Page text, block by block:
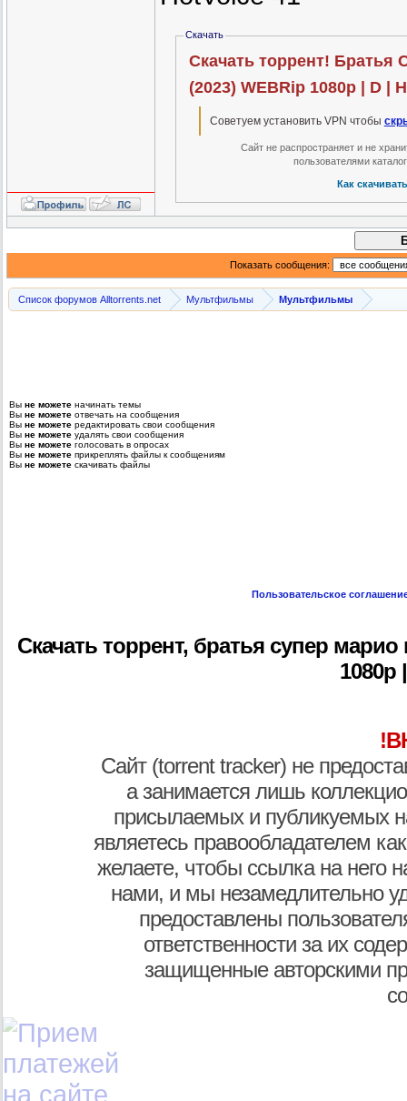
Скачать
Скачать торрент! Братья
(2023) WEBRip 1080p | D |
Советуем установить VPN чтобы
Сайт не распространяет и не
пользователями
Как
Показать сообщения:
Список форумов Alltorrents.net Мультфильмы Мультфильмы
Вы не можете начинать темы
Вы не можете отвечать на сообщения
Вы не можете редактировать свои сообщения
Вы не можете удалять свои сообщения
Вы не можете голосовать в опросах
Вы не можете прикреплять файлы к сообщениям
Вы не можете скачивать файлы
Пользовательское
Скачать торрент, братья супер
1080p
Сайт (torrent tracker) не
а занимается лишь
присылаемых и публикуемых
являетесь правообладателем
желаете, чтобы ссылка на него
нами, и мы незамедлительно
предоставлены
ответственности за их
защищенные авторскими